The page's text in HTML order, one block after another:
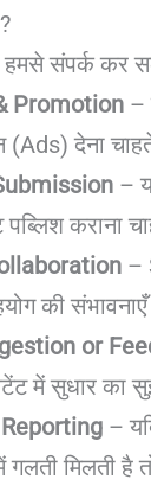
हमसे संपर्क कर
Promotion–
(Ads) देना
–
कराना
–
की
or
में सुधार का
–
गलती मिलती है